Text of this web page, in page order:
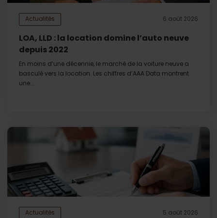
Actualités 6 août 2026
LOA, LLD : la location domine l’auto neuve
depuis 2022
En moins d’une décennie, le marché de la voiture neuve a
basculé vers la location. Les chiffres d’AAA Data montrent
une...
Actualités 5 août 2026